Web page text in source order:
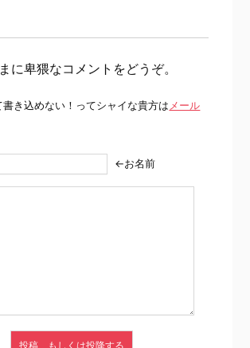
に卑猥なコメントをどうぞ。
き込めない！ってシャイな貴方は メール
←お名前